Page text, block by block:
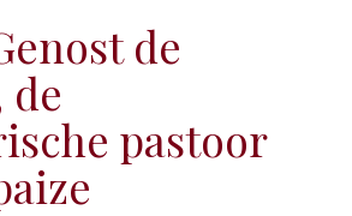
de
de
pastoor